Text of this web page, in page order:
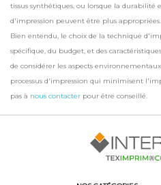
tissus synthétiques, ou lorsque la durabilité
d'impression peuvent être plus appropriées.
Bien entendu, le choix de la technique
spécifique, du budget, et des
de considérer les aspects
processus d'impression qui minimisent
pas à nous contacter pour être conseillé.